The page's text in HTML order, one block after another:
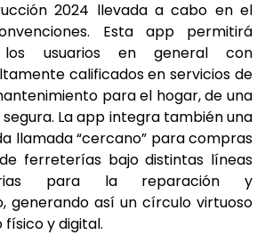
2024 llevada a cabo en el
Esta app permitirá
usuarios en general con
calificados en servicios de
para el hogar, de una
La app integra también una
llamada “cercano” para compras
ferreterías bajo distintas líneas
para la reparación y
generando así un círculo virtuoso
y digital.